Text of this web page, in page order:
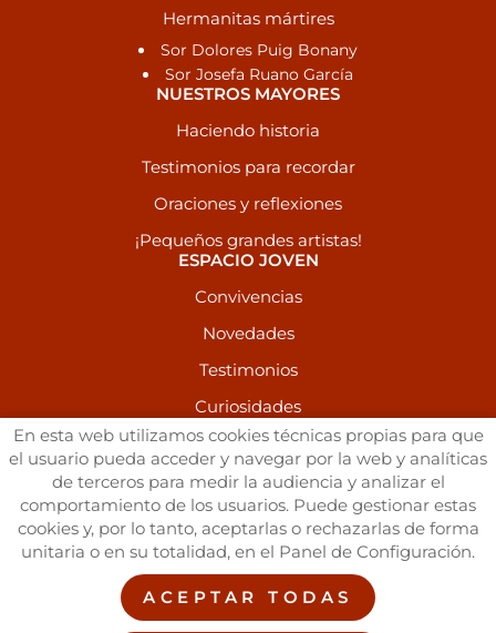
En esta web utilizamos cookies técnicas propias para que
el usuario pueda acceder y navegar por la web y analíticas
de terceros para medir la audiencia y analizar el
comportamiento de los usuarios. Puede gestionar estas
cookies y, por lo tanto, aceptarlas o rechazarlas de forma
unitaria o en su totalidad, en el Panel de Configuración.
ACEPTAR TODAS
Hermanitas mártires
Sor Dolores Puig Bonany
Sor Josefa Ruano García
NUESTROS MAYORES
Haciendo historia
Testimonios para recordar
Oraciones y reflexiones
¡Pequeños grandes artistas!
ESPACIO JOVEN
Convivencias
Novedades
Testimonios
Curiosidades
RECURSOS
Publicaciones
Galería de Imágenes
Vídeos
Enlaces de interés